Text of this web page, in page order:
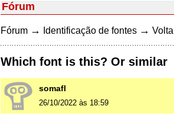
Fórum
Fórum → Identificação de fontes →
Which font is this? Or similar
somafl
26/10/2022 às 18:59